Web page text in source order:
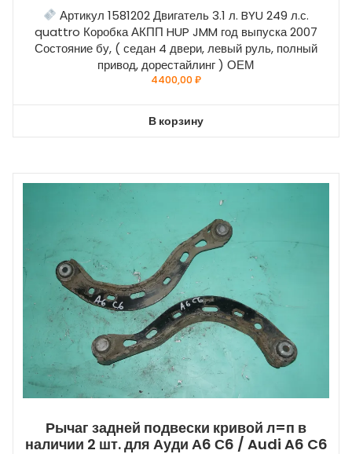
Артикул 1581202 Двигатель 3.1 л. BYU 249 л.с.
quattro Коробка АКПП HUP JMM год выпуска 2007
Состояние бу, ( седан 4 двери, левый руль, полный
привод, дорестайлинг ) ОЕМ
4400,00₽
В корзину
Рычаг задней подвески кривой л=п в
наличии 2 шт. для Ауди А6 С6 / Audi A6 C6